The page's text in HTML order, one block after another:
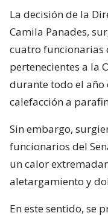
La decisión de la
Camila Panades,
cuatro funcionarias
pertenecientes a la
durante todo el
calefacción a
Sin embargo,
funcionarios del
un calor
aletargamiento y
En este sentido, se